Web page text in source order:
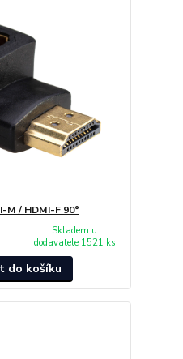
/ HDMI-F 90°
Skladem u
dodavatele 1521 ks
do košíku